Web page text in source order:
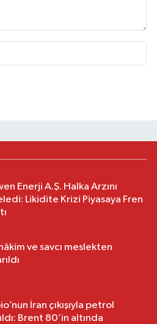
Enerji A.Ş. Halka Arzını
Likidite Krizi Piyasaya Fren
ve savcı meslekten
İran çıkışıyla petrol
Brent 80’in altında